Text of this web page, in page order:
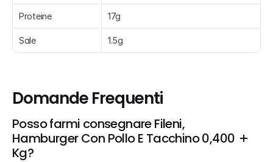
Proteine 17g
Sale 1.5g
Domande Frequenti
Posso farmi consegnare Fileni,
Hamburger Con Pollo E Tacchino 0,400
Kg?